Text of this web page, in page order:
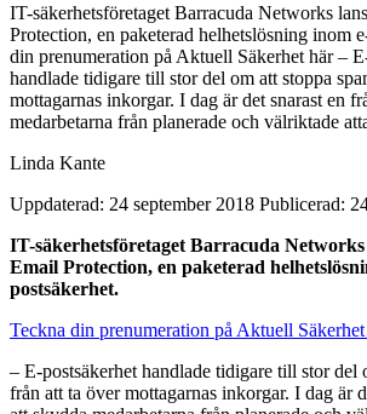
IT-säkerhetsföretaget Barracuda Networks
Protection, en paketerad helhetslösning inom
din prenumeration på Aktuell Säkerhet här –
handlade tidigare till stor del om att stoppa
mottagarnas inkorgar. I dag är det snarast en
medarbetarna från planerade och välriktade
Linda Kante
Uppdaterad: 24 september 2018 Publicerad:
IT-säkerhetsföretaget Barracuda
Email Protection, en paketerad
postsäkerhet.
Teckna din prenumeration på Aktuell
– E-postsäkerhet handlade tidigare till stor del
från att ta över mottagarnas inkorgar. I dag är